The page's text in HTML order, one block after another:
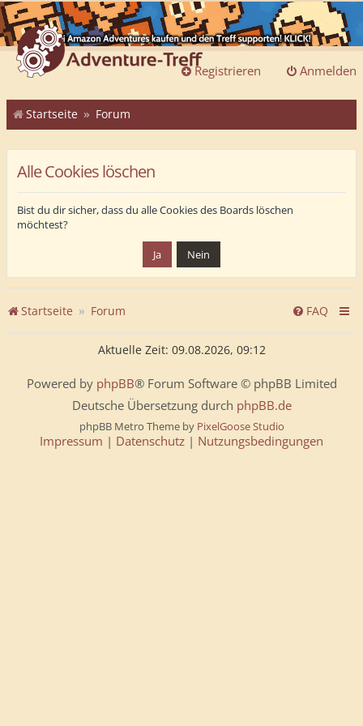
Anmelden
Registrieren
Startseite Forum
Alle Cookies löschen
Bist du dir sicher, dass du alle Cookies des Boards löschen
möchtest?
Startseite Forum FAQ
Aktuelle Zeit: 09.08.2026, 09:12
Powered by phpBB® Forum Software © phpBB Limited
Deutsche Übersetzung durch phpBB.de
phpBB Metro Theme by PixelGoose Studio
Impressum | Datenschutz | Nutzungsbedingungen